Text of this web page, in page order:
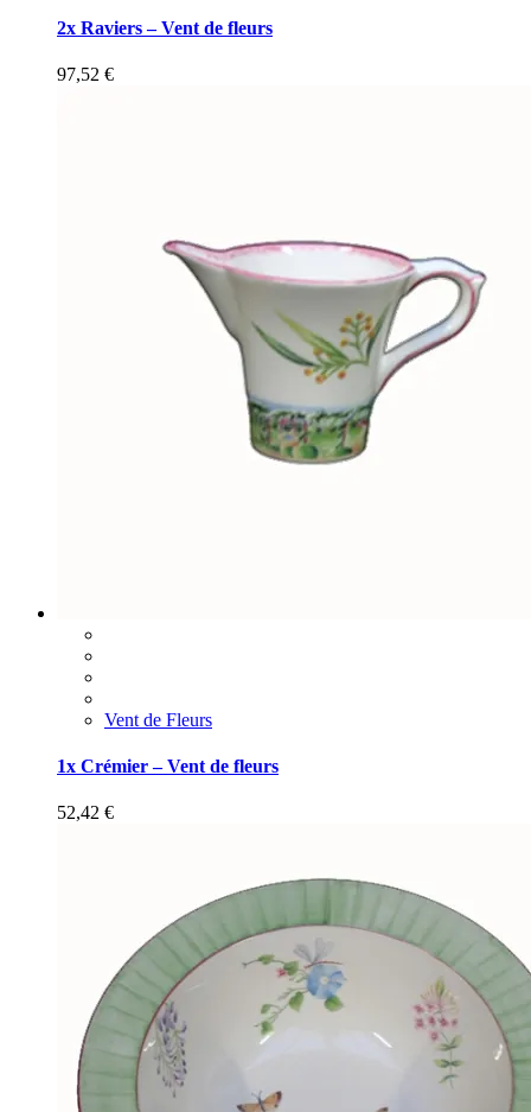
2x Raviers – Vent de fleurs
97,52 €
Vent de Fleurs
1x Crémier – Vent de fleurs
52,42 €